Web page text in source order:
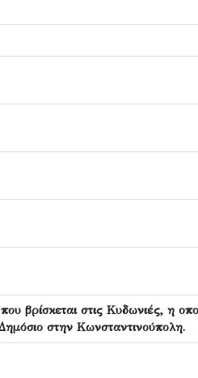
βρίσκεται στις Κυδωνιές, η
στην Κωνσταντινούπολη.